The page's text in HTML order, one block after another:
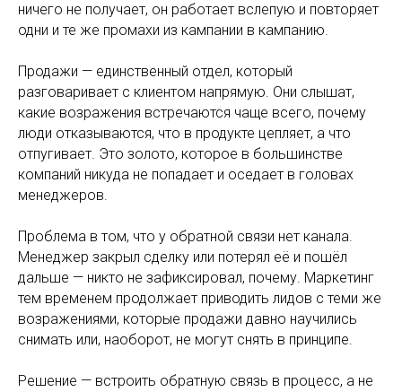
ничего не получает, он работает вслепую и повторяет
одни и те же промахи из кампании в кампанию.
Продажи — единственный отдел, который
разговаривает с клиентом напрямую. Они слышат,
какие возражения встречаются чаще всего, почему
люди отказываются, что в продукте цепляет, а что
отпугивает. Это золото, которое в большинстве
компаний никуда не попадает и оседает в головах
менеджеров.
Проблема в том, что у обратной связи нет канала.
Менеджер закрыл сделку или потерял её и пошёл
дальше — никто не зафиксировал, почему. Маркетинг
тем временем продолжает приводить лидов с теми же
возражениями, которые продажи давно научились
снимать или, наоборот, не могут снять в принципе.
Решение — встроить обратную связь в процесс, а не